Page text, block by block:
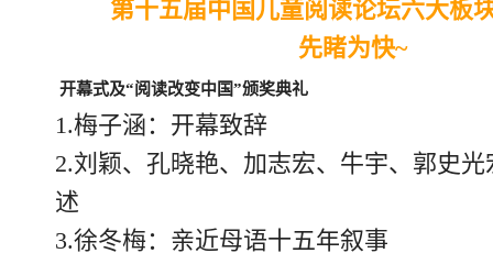
第十五届中国儿童阅读论坛六大板
先睹为快~
开幕式及“阅读改变中国”颁奖典礼
1.梅子涵：开幕致辞
2.刘颖、孔晓艳、加志宏、牛宇、郭史
述
3.徐冬梅：亲近母语十五年叙事